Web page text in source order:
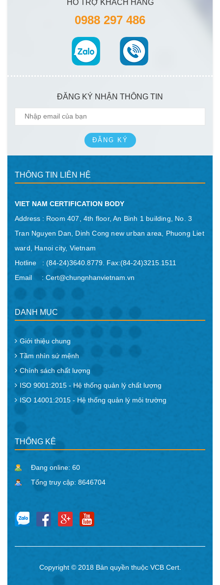
HỖ TRỢ KHÁCH HÀNG
0988 297 486
ĐĂNG KÝ NHẬN THÔNG TIN
ĐĂNG KÝ
THÔNG TIN LIÊN HỆ
VIET NAM CERTIFICATION BODY
Address : Room 407, 4th floor, An Binh 1 building, No. 3
Tran Nguyen Dan, Dinh Cong new urban area, Phuong Liet
ward, Hanoi city, Vietnam
Hotline : (84-24)3640.8779. Fax:(84-24)3215.1511
Email : Cert@chungnhanvietnam.vn
DANH MỤC
Giới thiệu chung
Tầm nhìn sứ mệnh
Chính sách chất lượng
ISO 9001:2015 - Hệ thống quản lý chất lượng
ISO 14001:2015 - Hệ thống quản lý môi trường
THỐNG KÊ
Đang online: 60
Tổng truy cập: 8646704
Copyright © 2018 Bản quyền thuộc VCB Cert.